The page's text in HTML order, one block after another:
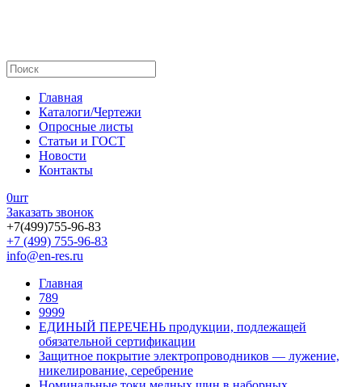
Главная
Каталоги/Чертежи
Опросные листы
Статьи и ГОСТ
Новости
Контакты
0шт
Заказать звонок
+7(499)755-96-83
+7 (499) 755-96-83
info@en-res.ru
Главная
789
9999
ЕДИНЫЙ ПЕРЕЧЕНЬ продукции, подлежащей
обязательной сертификации
Защитное покрытие электропроводников — лужение,
никелирование, серебрение